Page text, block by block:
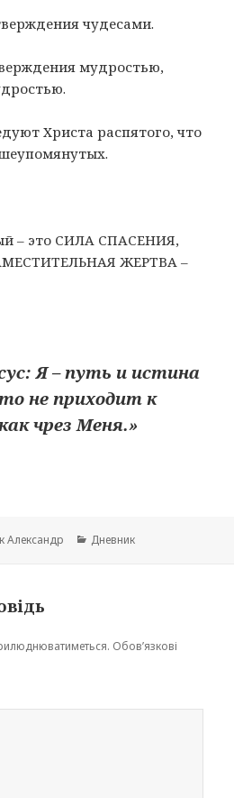
чудесами.
мудростью,
Христа распятого, что
– это СИЛА СПАСЕНИЯ,
ЖЕРТВА –
Я – путь и истина
не приходит к
чрез Меня.»
Александр Категорії
Дневник
Обов’язкові